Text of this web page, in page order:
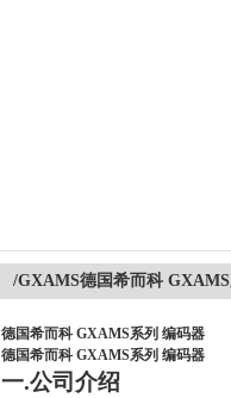
/GXAMS德国希而科
德国希而科 GXAMS系列 编码器
德国希而科 GXAMS系列 编码器
一.公司介绍